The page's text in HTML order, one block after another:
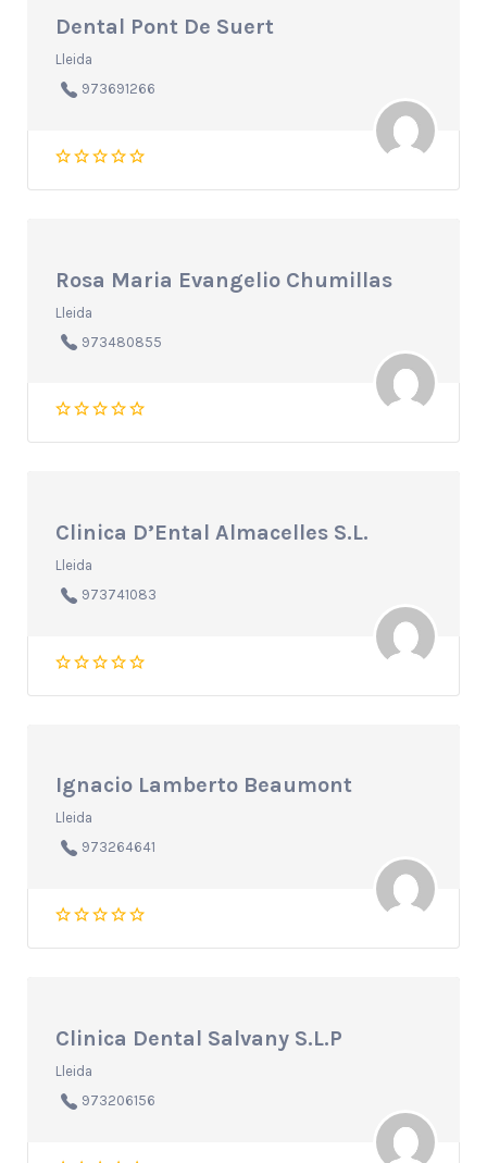
Dental Pont De Suert
Lleida
973691266
Rosa Maria Evangelio Chumillas
Lleida
973480855
Clinica D’Ental Almacelles S.L.
Lleida
973741083
Ignacio Lamberto Beaumont
Lleida
973264641
Clinica Dental Salvany S.L.P
Lleida
973206156